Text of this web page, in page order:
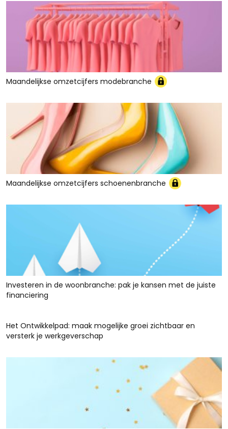
Maandelijkse omzetcijfers modebranche
Maandelijkse omzetcijfers schoenenbranche
Investeren in de woonbranche: pak je kansen met de juiste
financiering
Het Ontwikkelpad: maak mogelijke groei zichtbaar en
versterk je werkgeverschap